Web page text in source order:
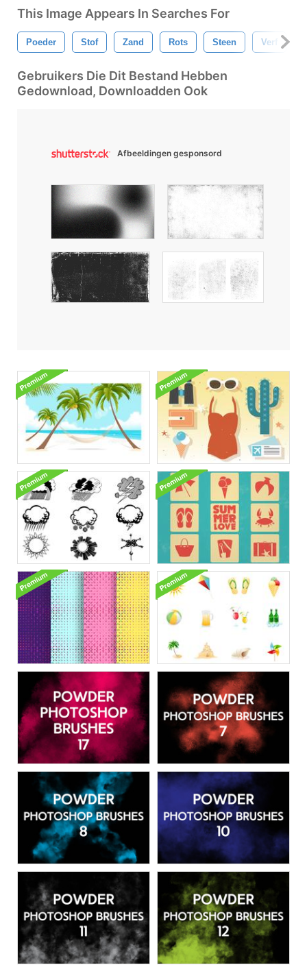
This Image Appears In Searches For
Poeder Stof Zand Rots Steen Verf
Gebruikers Die Dit Bestand Hebben
Gedownload, Downloadden Ook
Afbeeldingen gesponsord